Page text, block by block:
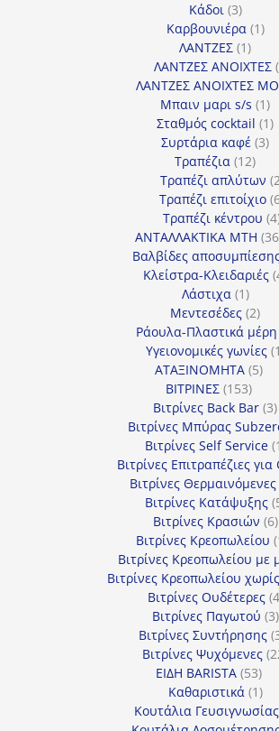
Κάδοι 33
Καρβουνιέρα 11
ΛΑΝΤΖΕΣ 11
ΛΑΝΤΖΕΣ ΑΝΟΙΧΤΕΣ
ΛΑΝΤΖΕΣ ΑΝΟΙΧΤΕΣ
Μπαιν μαρι s/s 11
Σταθμός cocktail 11
Συρτάρια καφέ 33
Τραπέζια 1212
Τραπέζι απλύτων
Τραπέζι επιτοίχιο
Τραπέζι κέντρου 4
ΑΝΤΑΛΛΑΚΤΙΚΑ MTH 36
Βαλβίδες
Κλείστρα-Κλειδαριές
Λάστιχα 11
προϊόν
Μεντεσέδες 22
Ράουλα-Πλαστικά μέρη
Υγειονομικές γωνίες 1
ΑΤΑΞΙΝΟΜΗΤΑ 55
ΒΙΤΡΙΝΕΣ 153153
Βιτρίνες Back Bar 33
Βιτρίνες Mπύρας
Βιτρίνες Self Service 1
Βιτρίνες Επιτραπέζιες για
Βιτρίνες Θερμαινόμενες
Βιτρίνες Κατάψυξης
Βιτρίνες Κρασιών 66
Βιτρίνες Κρεοπωλείου
Βιτρίνες Κρεοπωλείου με
Βιτρίνες Κρεοπωλείου
Βιτρίνες Ουδέτερες 4
Βιτρίνες Παγωτού 33
Βιτρίνες Συντήρησης
Βιτρίνες Ψυχόμενες
ΕΙΔΗ BARISTA 5353
Καθαριστικά 11
Κουτάλια Γευσιγνωσίας